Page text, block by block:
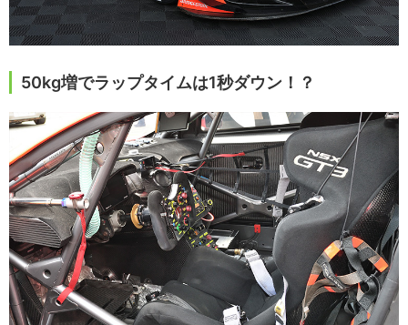
50kg増でラップタイムは1秒ダウン！？